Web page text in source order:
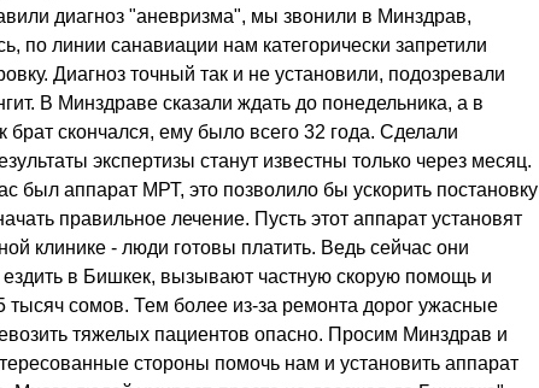
диагноз "аневризма", мы звонили в Минздрав,
по линии санавиации нам категорически запретили
Диагноз точный так и не установили, подозревали
В Минздраве сказали ждать до понедельника, а в
брат скончался, ему было всего 32 года. Сделали
экспертизы станут известны только через месяц.
был аппарат МРТ, это позволило бы ускорить постановку
правильное лечение. Пусть этот аппарат установят
клинике - люди готовы платить. Ведь сейчас они
в Бишкек, вызывают частную скорую помощь и
тысяч сомов. Тем более из-за ремонта дорог ужасные
тяжелых пациентов опасно. Просим Минздрав и
стороны помочь нам и установить аппарат